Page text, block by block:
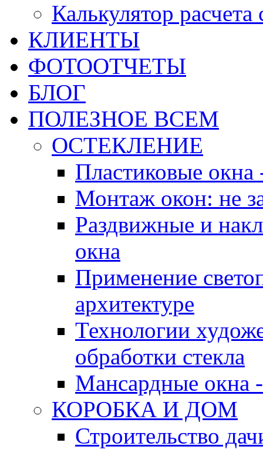
Калькулятор
КЛИЕНТЫ
ФОТООТЧЕТЫ
БЛОГ
ПОЛЕЗНОЕ ВСЕМ
ОСТЕКЛЕНИЕ
Пластиковые
Монтаж окон: не
Раздвижные и
окна
Применение
архитектуре
Технологии
обработки стекла
Мансардные окна
КОРОБКА И ДОМ
Строительство